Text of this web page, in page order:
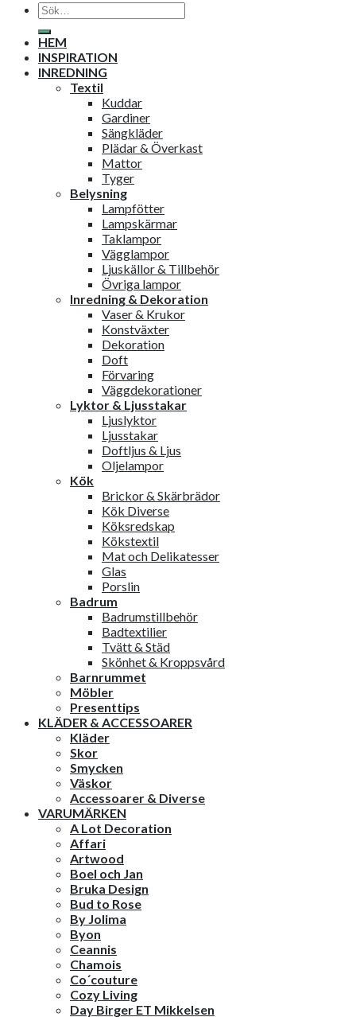
Sök
efter:
HEM
INSPIRATION
INREDNING
Textil
Kuddar
Gardiner
Sängkläder
Plädar & Överkast
Mattor
Tyger
Belysning
Lampfötter
Lampskärmar
Taklampor
Vägglampor
Ljuskällor & Tillbehör
Övriga lampor
Inredning & Dekoration
Vaser & Krukor
Konstväxter
Dekoration
Doft
Förvaring
Väggdekorationer
Lyktor & Ljusstakar
Ljuslyktor
Ljusstakar
Doftljus & Ljus
Oljelampor
Kök
Brickor & Skärbrädor
Kök Diverse
Köksredskap
Kökstextil
Mat och Delikatesser
Glas
Porslin
Badrum
Badrumstillbehör
Badtextilier
Tvätt & Städ
Skönhet & Kroppsvård
Barnrummet
Möbler
Presenttips
KLÄDER & ACCESSOARER
Kläder
Skor
Smycken
Väskor
Accessoarer & Diverse
VARUMÄRKEN
A Lot Decoration
Affari
Artwood
Boel och Jan
Bruka Design
Bud to Rose
By Jolima
Byon
Ceannis
Chamois
Co´couture
Cozy Living
Day Birger ET Mikkelsen